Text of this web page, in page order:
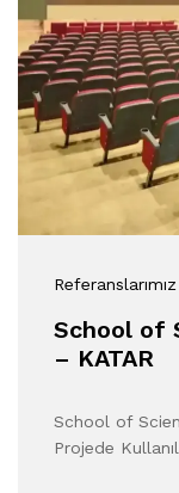
Referanslarımız
School of
– KATAR
School of
Projede